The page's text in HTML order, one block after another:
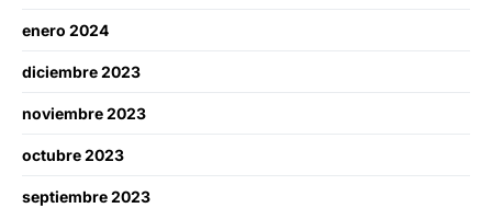
enero 2024
diciembre 2023
noviembre 2023
octubre 2023
septiembre 2023